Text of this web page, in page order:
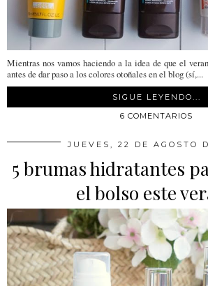
Mientras nos vamos haciendo a la idea de que el
antes de dar paso a los colores otoñales en el blog (sí,...
SIGUE LEYENDO...
6 COMENTARIOS
JUEVES, 22 DE AGOSTO
5 brumas hidratantes
el bolso este